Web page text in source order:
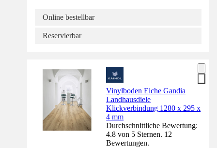
Online bestellbar
Reservierbar
Vinylboden Eiche Gandia
Landhausdiele
Klickverbindung 1280 x 295 x
4 mm
Durchschnittliche Bewertung:
4.8 von 5 Sternen. 12
Bewertungen.